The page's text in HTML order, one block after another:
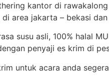
kantor di
area jakarta – bekasi
susu asli, 100% halal
penyaji es krim di
untuk acara anda